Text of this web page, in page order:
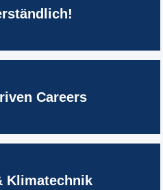
Careers
Klimatechnik